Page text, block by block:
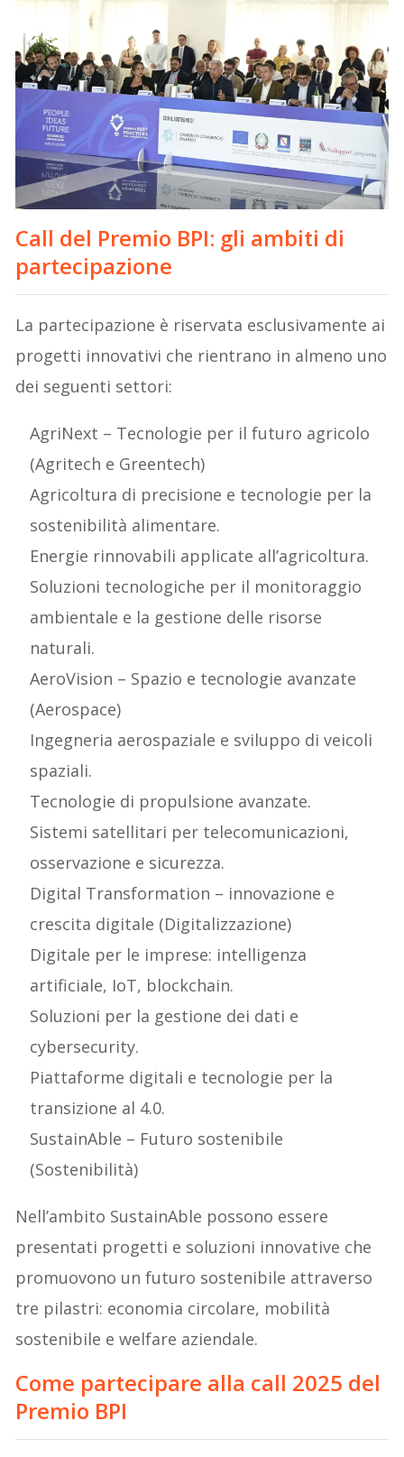
Call del Premio BPI: gli ambiti di
partecipazione
La partecipazione è riservata esclusivamente ai
progetti innovativi che rientrano in almeno uno
dei seguenti settori:
AgriNext – Tecnologie per il futuro agricolo
(Agritech e Greentech)
Agricoltura di precisione e tecnologie per la
sostenibilità alimentare.
Energie rinnovabili applicate all’agricoltura.
Soluzioni tecnologiche per il monitoraggio
ambientale e la gestione delle risorse
naturali.
AeroVision – Spazio e tecnologie avanzate
(Aerospace)
Ingegneria aerospaziale e sviluppo di veicoli
spaziali.
Tecnologie di propulsione avanzate.
Sistemi satellitari per telecomunicazioni,
osservazione e sicurezza.
Digital Transformation – innovazione e
crescita digitale (Digitalizzazione)
Digitale per le imprese: intelligenza
artificiale, IoT, blockchain.
Soluzioni per la gestione dei dati e
cybersecurity.
Piattaforme digitali e tecnologie per la
transizione al 4.0.
SustainAble – Futuro sostenibile
(Sostenibilità)
Nell’ambito SustainAble possono essere
presentati progetti e soluzioni innovative che
promuovono un futuro sostenibile attraverso
tre pilastri: economia circolare, mobilità
sostenibile e welfare aziendale.
Come partecipare alla call 2025 del
Premio BPI